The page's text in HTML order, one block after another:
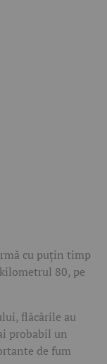
cu puțin timp
80, pe
flăcările au
probabil un
de fum